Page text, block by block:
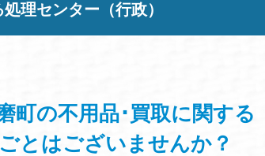
理センター（行政）
町の不用品･買取に関する
と はございませんか？